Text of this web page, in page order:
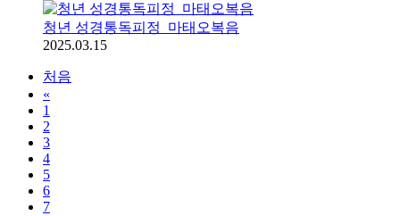
청년 성경통독피정_마태오복음
2025.03.15
처음
«
1
2
3
4
5
6
7